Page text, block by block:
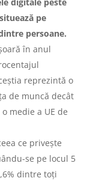
pe
persoane.
în anul
reprezintă o
de muncă decât
medie a UE de
ce privește
se pe locul 5
dintre toți